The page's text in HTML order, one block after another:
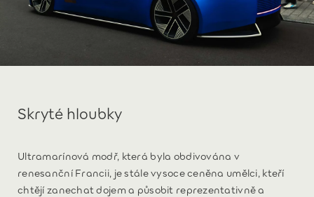
Skryté hloubky
Ultramarínová modř, která byla obdivována v
renesanční Francii, je stále vysoce ceněna umělci, kteří
chtějí zanechat dojem a působit reprezentativně a